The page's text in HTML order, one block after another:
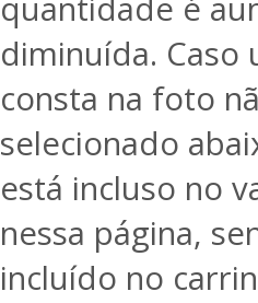
quantidade é
diminuída.
consta na foto
selecionado
está incluso no
nessa página,
incluído no